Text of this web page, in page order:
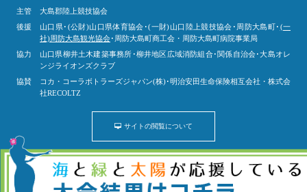
主管
大島郡陸上競技協会
後援
山口県･(公財)山口県体育協会･(一財)山口陸上競技協会･周防大島町･ (一
社)周防大島観光協会･周防大島町商工会・周防大島町病院事業局
協力
山口県柳井土木建築事務所･柳井地区広域消防組合･関係自治会･大島オレ
ンジライオンズクラブ
協賛
コカ・コーラボトラーズジャパン(株)･明治安田生命保険相互会社・株式会
社RECOLTZ
サイトの閲覧について
© サザン・セト大島ロードレース大会 ALL RIGHTS RESERVED.